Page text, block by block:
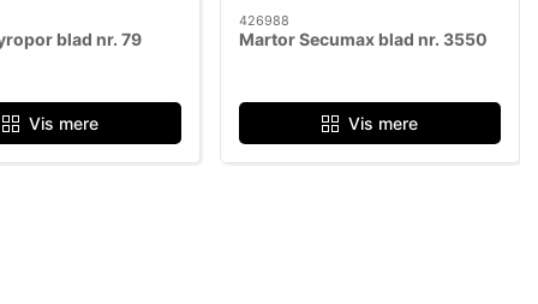
blad nr. 79
Vis mere
426988
Martor Secumax blad nr. 3550
Vis mere